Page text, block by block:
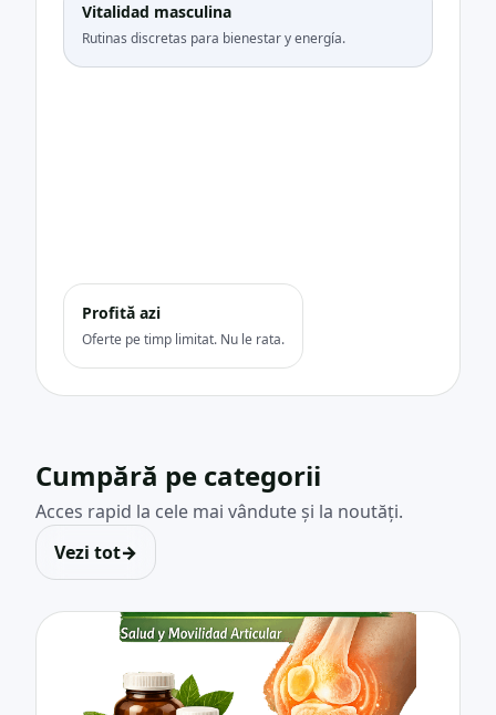
Vitalidad masculina
Rutinas discretas para bienestar y energía.
Profită azi
Oferte pe timp limitat. Nu le rata.
Cumpără pe categorii
Acces rapid la cele mai vândute și la noutăți.
Vezi tot→